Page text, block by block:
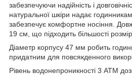
забезпечуючи надійність і
натуральної шкіри надає
забезпечує комфортне носіння.
19 см, що підходить більшості
Діаметр корпусу 47 мм робить
придатним для повсякденного
Рівень водонепроникності 3 АТМ